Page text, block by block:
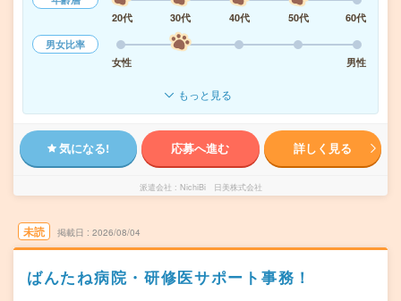
20代
30代 40代 50代
60代
男女比率
女性
男性
もっと見る
気になる! 応募へ進む 詳しく見る
派遣会社 NichiBi 日美株式会社
未読 掲載日 2026/08/04
ばんたね病院・研修医サポート事務！